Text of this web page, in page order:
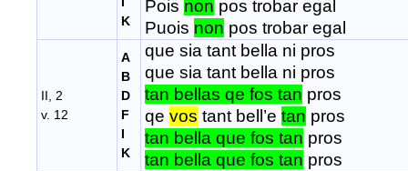
K
Pois non pos trobar egal
Puois non pos trobar egal
II, 2
v. 12
A
B
D
F
I
K
que sia tant bella ni pros
que sia tant bella ni pros
tan bellas qe fos tan pros
qe vos tant bell’e tan pros
tan bella que fos tan pros
tan bella que fos tan pros